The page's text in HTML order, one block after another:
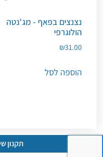
נצנצים בפאף - מג'נטה
הולוגרפי
₪31.00
הוספה לסל
תקנון